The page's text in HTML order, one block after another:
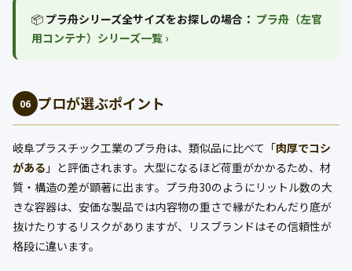
📦 プラ舟シリーズ全サイズをお探しの場合： プラ舟（左官
用コンテナ）シリーズ一覧 ›
06 プロが選ぶポイント
岐阜プラスチック工業のプラ舟は、類似品に比べて「肉厚でコシ
がある 」と評価されます。大型になるほど荷重がかかるため、材
質・構造の差が顕著に出ます。プラ舟30のようにリットル数の大
きな容器は、安価な製品では内容物の重さで縁がたわんだり底が
抜けたりするリスクがありますが、リスブランドはその信頼性が
格段に違います。